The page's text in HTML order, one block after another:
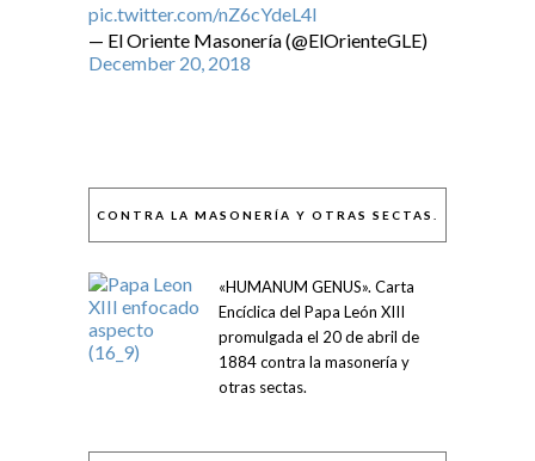
pic.twitter.com/nZ6cYdeL4I
— El Oriente Masonería (@ElOrienteGLE)
December 20, 2018
CONTRA LA MASONERÍA Y OTRAS SECTAS.
«HUMANUM GENUS». Carta
Encíclica del Papa León XIII
promulgada el 20 de abril de
1884 contra la masonería y
otras sectas.